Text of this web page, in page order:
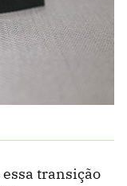
transição